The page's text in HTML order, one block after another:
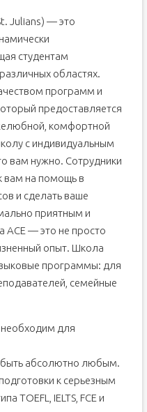
Julians) — это
студентам
областях.
программ и
предоставляется
комфортной
с индивидуальным
вам нужно. Сотрудники
вам на помощь в
и сделать ваше
приятным и
— это не просто
опыт. Школа
программы: для
семейные
необходим для
абсолютно любым.
к серьезным
TOEFL, IELTS, FCE и